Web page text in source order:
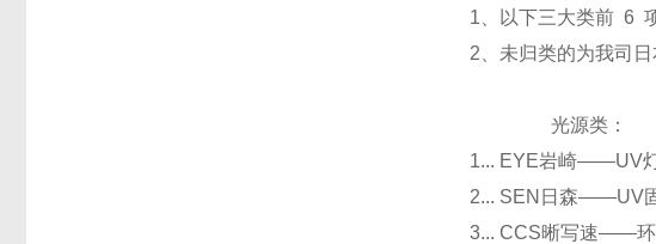
1、以下三大类前 6
2、未归类的为我司
光源类：
1... EYE岩崎——UV灯
2... SEN日森——UV
3... CCS晰写速——环